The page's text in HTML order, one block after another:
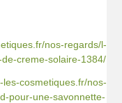
nos-regards/l-
creme-solaire-1384/
cosmetiques.fr/nos-
pour-une-savonnette-